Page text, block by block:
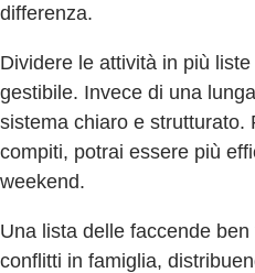
differenza.
Dividere le attività in più
gestibile. Invece di una
sistema chiaro e strutturato.
compiti, potrai essere più
weekend.
Una lista delle faccende
conflitti in famiglia,